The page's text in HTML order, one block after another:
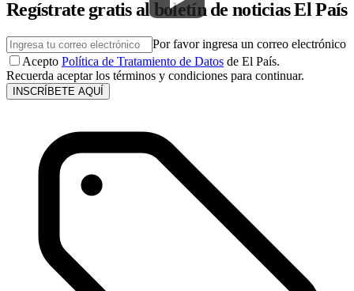
Regístrate gratis al boletín de noticias El País
Por favor ingresa un correo electrónico
Acepto Política de Tratamiento de Datos de El País.
Recuerda aceptar los términos y condiciones para continuar.
INSCRÍBETE AQUÍ